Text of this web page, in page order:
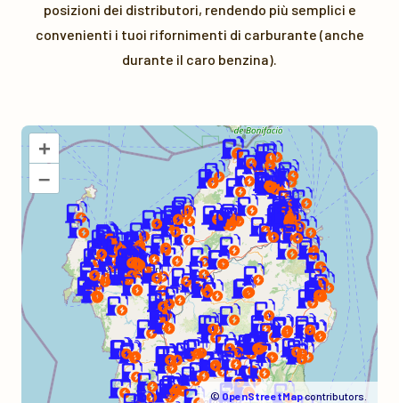
posizioni dei distributori, rendendo più semplici e
convenienti i tuoi rifornimenti di carburante (anche
durante il caro benzina).
+
–
© OpenStreetMapcontributors.